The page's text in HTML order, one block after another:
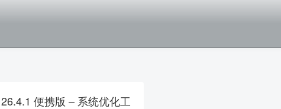
便携版 – 系统优化工